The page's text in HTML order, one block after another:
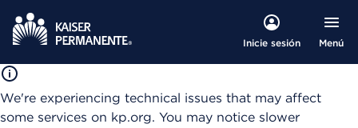
Inicie sesión Menú
We're experiencing technical issues that may affect
some services on kp.org. You may notice slower